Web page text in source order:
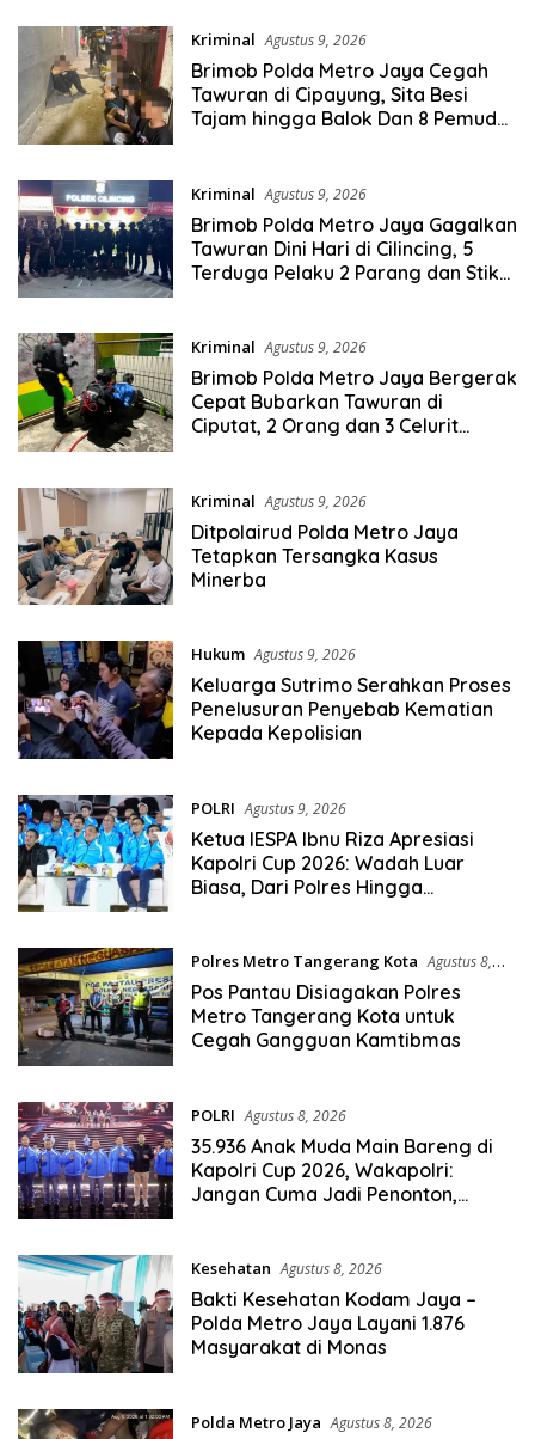
Kriminal Agustus 9, 2026
Brimob Polda Metro Jaya Cegah
Tawuran di Cipayung, Sita Besi
Tajam hingga Balok Dan 8 Pemuda
Kriminal Agustus 9, 2026
Brimob Polda Metro Jaya Gagalkan
Tawuran Dini Hari di Cilincing, 5
Terduga Pelaku 2 Parang dan Stik
Kriminal Agustus 9, 2026
Brimob Polda Metro Jaya Bergerak
Cepat Bubarkan Tawuran di
Ciputat, 2 Orang dan 3 Celurit
Kriminal Agustus 9, 2026
Ditpolairud Polda Metro Jaya
Tetapkan Tersangka Kasus
Minerba
Hukum Agustus 9, 2026
Keluarga Sutrimo Serahkan Proses
Penelusuran Penyebab Kematian
Kepada Kepolisian
POLRI Agustus 9, 2026
Ketua IESPA Ibnu Riza Apresiasi
Kapolri Cup 2026: Wadah Luar
Biasa, Dari Polres Hingga
Polres Metro Tangerang Kota Agustus 8,
2026
Pos Pantau Disiagakan Polres
Metro Tangerang Kota untuk
Cegah Gangguan Kamtibmas
POLRI Agustus 8, 2026
35.936 Anak Muda Main Bareng di
Kapolri Cup 2026, Wakapolri:
Jangan Cuma Jadi Penonton,
Kesehatan Agustus 8, 2026
Bakti Kesehatan Kodam Jaya –
Polda Metro Jaya Layani 1.876
Masyarakat di Monas
Polda Metro Jaya Agustus 8, 2026